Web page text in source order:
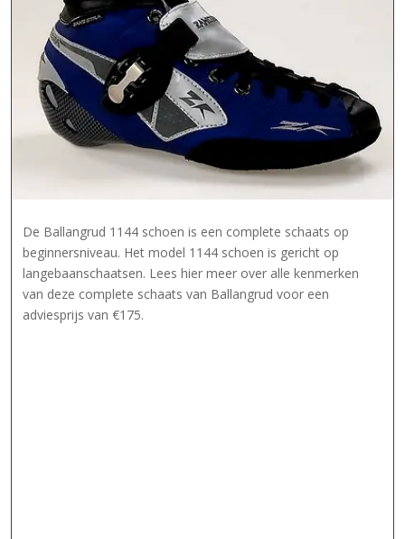
De Ballangrud 1144 schoen is een complete schaats op
beginnersniveau. Het model 1144 schoen is gericht op
langebaanschaatsen. Lees hier meer over alle kenmerken
van deze complete schaats van Ballangrud voor een
adviesprijs van €175.